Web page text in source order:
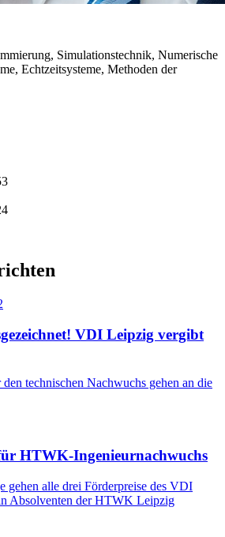
Simulationstechnik, Numerische
Echtzeitsysteme, Methoden der
VDI Leipzig vergibt
technischen Nachwuchs gehen an die
HTWK-Ingenieurnachwuchs
gehen alle drei Förderpreise des VDI
Absolventen der HTWK Leipzig